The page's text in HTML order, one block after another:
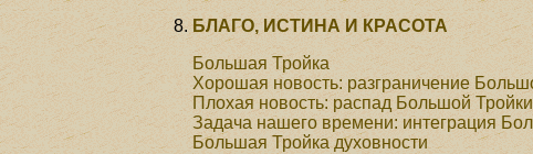
БЛАГО, ИСТИНА И КРАСОТА
Большая Тройка
Хорошая новость: разграничение
Плохая новость: распад Большой Тройки
Задача нашего времени: интеграция
Большая Тройка духовности